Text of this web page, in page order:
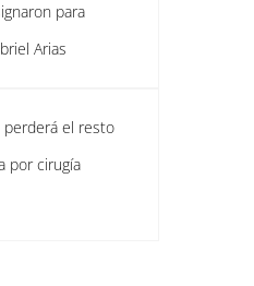
para
Arias
perderá el resto
por cirugía